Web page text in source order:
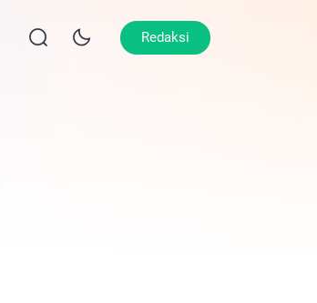
Lifestyle Olahraga
Redaksi